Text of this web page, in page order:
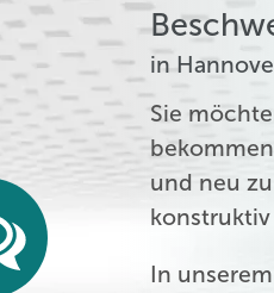
in
Sie
und neu
In